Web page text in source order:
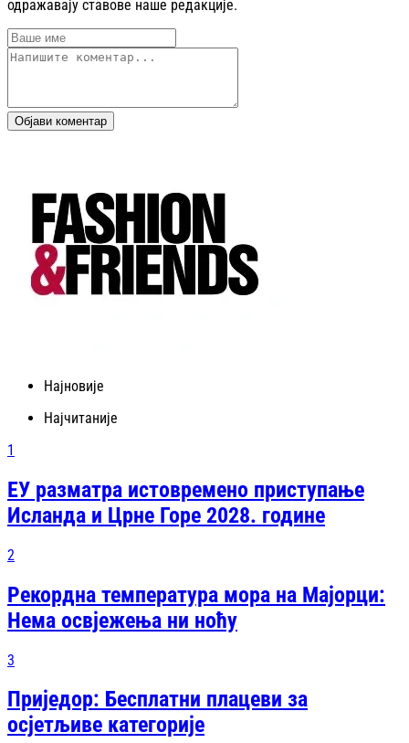
одражавају ставове наше редакције.
Објави коментар
Најновије
Најчитаније
1
ЕУ разматра истовремено приступање
Исланда и Црне Горе 2028. године
2
Рекордна температура мора на Мајорци:
Нема освјежења ни ноћу
3
Приједор: Бесплатни плацеви за
осјетљиве категорије